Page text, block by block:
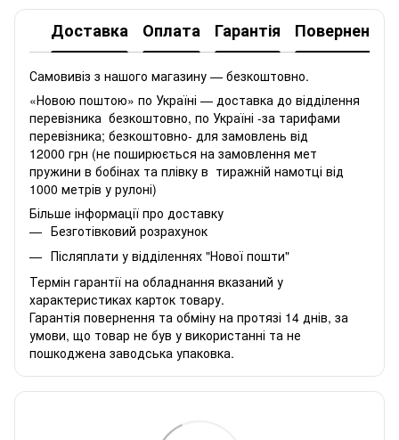
Доставка Оплата Гарантія Повернення
Самовивіз з нашого магазину — безкоштовно.
«Новою поштою» по Україні — доставка до відділення
перевізника безкоштовно, по Україні -за тарифами
перевізника; безкоштовно- для замовлень від
12000 грн (не поширюється на замовлення мет
пружини в бобінах та плівку в тиражній намотці від
1000 метрів у рулоні)
Більше інформації про доставку
Безготівковий розрахунок
Післяплати у відділеннях "Нової пошти"
Термін гарантії на обладнання вказаний у
характеристиках карток товару.
Гарантія повернення та обміну на протязі 14 днів, за
умови, що товар не був у використанні та не
пошкоджена заводська упаковка.